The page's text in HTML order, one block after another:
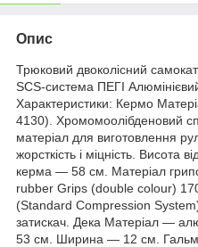
Опис
Трюковий двоколісний
SCS-система ПЕГІ
Характеристики: Кермо
4130). Хромомоолібденовий
матеріал для виготовлення
жорсткість і міцність.
керма — 58 см. Матеріал
rubber Grips (double colour)
(Standard Compression
затискач. Дека Матеріал —
53 см. Ширина — 12 см.